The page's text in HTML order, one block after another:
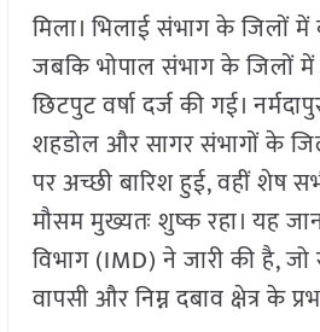
मिला। भिलाई संभाग के जिलों
जबकि भोपाल संभाग के जिलों
छिटपुट वर्षा दर्ज की गई।
शहडोल और सागर संभागों के
पर अच्छी बारिश हुई, वहीं शेष
मौसम मुख्यतः शुष्क रहा। यह
विभाग (IMD) ने जारी की है,
वापसी और निम्न दबाव क्षेत्र के